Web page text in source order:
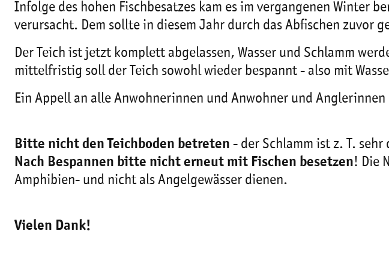
Infolge des hohen Fischbesatzes kam es im vergangenen Winter
verursacht. Dem sollte in diesem Jahr durch das Abfischen zuvor
Der Teich ist jetzt komplett abgelassen, Wasser und Schlamm
mittelfristig soll der Teich sowohl wieder bespannt - also mit
Ein Appell an alle Anwohnerinnen und Anwohner und
Bitte nicht den Teichboden betreten - der Schlamm ist z. T.
Nach Bespannen bitte nicht erneut mit Fischen besetzen! Die
Amphibien- und nicht als Angelgewässer dienen.
Vielen Dank!